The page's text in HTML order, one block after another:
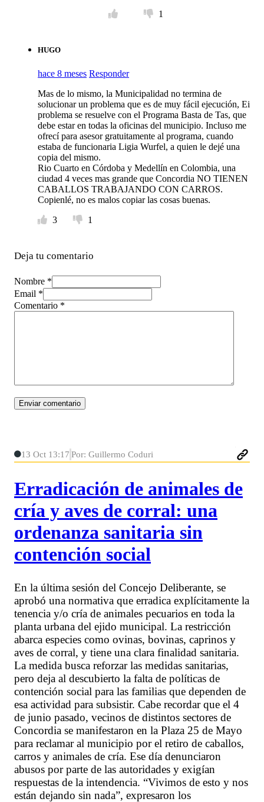
1
HUGO
hace 8 meses Responder
Mas de lo mismo, la Municipalidad no termina de
solucionar un problema que es de muy fácil ejecución, Ei
problema se resuelve con el Programa Basta de Tas, que
debe estar en todas la oficinas del municipio. Incluso me
ofrecí para asesor gratuitamente al programa, cuando
estaba de funcionaria Ligia Wurfel, a quien le dejé una
copia del mismo.
Rio Cuarto en Córdoba y Medellín en Colombia, una
ciudad 4 veces mas grande que Concordia NO TIENEN
CABALLOS TRABAJANDO CON CARROS.
Copienlé, no es malos copiar las cosas buenas.
3
1
Deja tu comentario
Nombre *
Email *
Comentario *
13 Oct 13:17 Por: Guillermo Coduri
Erradicación de animales de
cría y aves de corral: una
ordenanza sanitaria sin
contención social
En la última sesión del Concejo Deliberante, se
aprobó una normativa que erradica explícitamente la
tenencia y/o cría de animales pecuarios en toda la
planta urbana del ejido municipal. La restricción
abarca especies como ovinas, bovinas, caprinos y
aves de corral, y tiene una clara finalidad sanitaria.
La medida busca reforzar las medidas sanitarias,
pero deja al descubierto la falta de políticas de
contención social para las familias que dependen de
esa actividad para subsistir. Cabe recordar que el 4
de junio pasado, vecinos de distintos sectores de
Concordia se manifestaron en la Plaza 25 de Mayo
para reclamar al municipio por el retiro de caballos,
carros y animales de cría. Ese día denunciaron
abusos por parte de las autoridades y exigían
respuestas de la intendencia. “Vivimos de esto y nos
están dejando sin nada”, expresaron los